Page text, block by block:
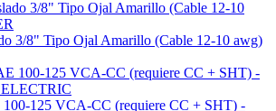
3/8" Tipo Ojal Amarillo (Cable 12-10 awg)
100-125 VCA-CC (requiere CC + SHT) -